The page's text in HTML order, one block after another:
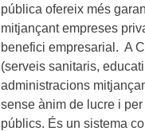
pública ofereix més
mitjançant empreses
benefici empresarial. A
(serveis sanitaris,
administracions
sense ànim de lucre i
públics. És un sistema